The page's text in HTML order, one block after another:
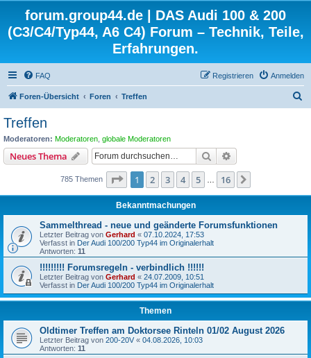
forum.group44.de | DAS Audi 100 & 200
(C3/C4/Typ44, A6 C4) Forum – Technik, Teile,
Erfahrungen.
FAQ Anmelden
Registrieren
Foren-Übersicht Foren Treffen
Treffen
Moderatoren: Moderatoren globale Moderatoren
Neues Thema Suche
785 Themen Seite 1von 16
1 2 3 4 5 16
Bekanntmachungen
Sammelthread - neue und geänderte Forumsfunktionen
Letzter Beitrag von Gerhard « 07.10.2024, 17:53
Verfasst in Der Audi 100/200 Typ44 im Originalerhalt
Antworten: 11
!!!!!!!!! Forumsregeln - verbindlich !!!!!!
Letzter Beitrag von Gerhard « 24.07.2009, 10:51
Verfasst in Der Audi 100/200 Typ44 im Originalerhalt
Themen
Oldtimer Treffen am Doktorsee Rinteln 01/02 August 2026
Letzter Beitrag von 200-20V « 04.08.2026, 10:03
Antworten: 11